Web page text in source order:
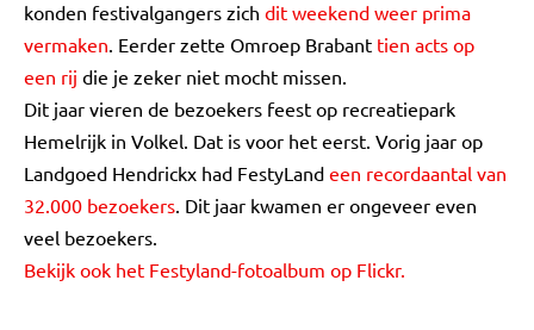
konden festivalgangers zich dit weekend weer prima
vermaken. Eerder zette Omroep Brabant tien acts op
een rij die je zeker niet mocht missen.
Dit jaar vieren de bezoekers feest op recreatiepark
Hemelrijk in Volkel. Dat is voor het eerst. Vorig jaar op
Landgoed Hendrickx had FestyLand een recordaantal van
32.000 bezoekers. Dit jaar kwamen er ongeveer even
veel bezoekers.
Bekijk ook het Festyland-fotoalbum op Flickr.